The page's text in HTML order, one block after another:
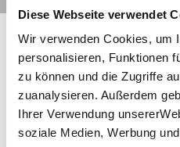
Diese Webseite verwendet
Wir verwenden Cookies, um
personalisieren, Funktionen
zu können und die Zugriffe
zuanalysieren. Außerdem
Ihrer Verwendung
soziale Medien, Werbung